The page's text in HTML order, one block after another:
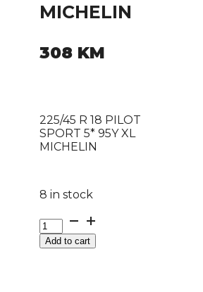
MICHELIN
308 KM
225/45 R 18 PILOT
SPORT 5* 95Y XL
MICHELIN
8 in stock
225/45
R
18Add to cart